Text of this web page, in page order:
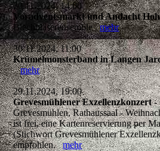
30.11.2024, 14:00
Voradventsmarkt und Andacht
Blechbläserensemblemehr
30.11.2024, 11:00
Krümelmonsterband in Langen
mehr
29.11.2024, 19:00
Grevesmühlener Exzellenzkonzert
Grevesmühlen, Rathaussaal -
ist frei, eine Kartenreservierung per
(Stichwort Grevesmühlener
empfohlen.mehr